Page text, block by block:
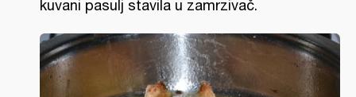
kuvani pasulj stavila u zamrzivač.